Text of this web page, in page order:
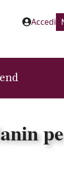
Accedi